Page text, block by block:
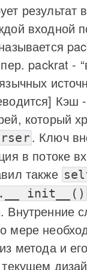
результат
входной
packrat -
Кэш
который
. Ключ
в потоке
также
init__()
Внутренние
мере
метода и его